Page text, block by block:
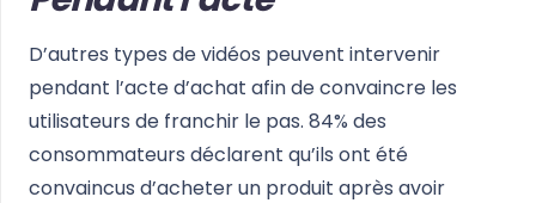
D’autres types de vidéos peuvent intervenir
pendant l’acte d’achat afin de convaincre les
utilisateurs de franchir le pas. 84% des
consommateurs déclarent qu’ils ont été
convaincus d’acheter un produit après avoir